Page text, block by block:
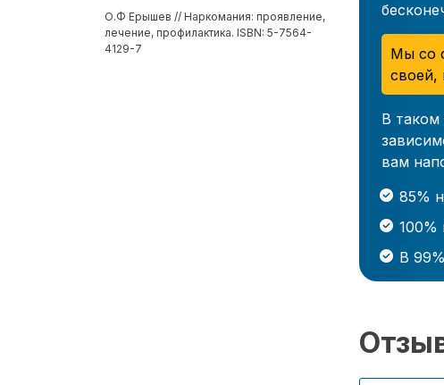
О.Ф Ерышев // Наркомания: проявление,
лечение, профилактика. ISBN: 5-7564-
4129-7
Мы со
своей,
В таком
вам
85%
100%
В